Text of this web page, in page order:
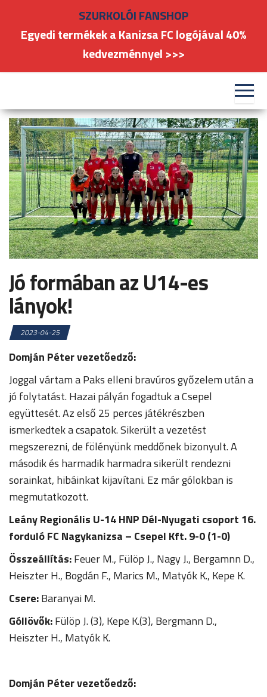
FC
#kanizsafoci
Jó formában az U14-es
lányok!
2023-04-25
Domján Péter vezetőedző:
Joggal vártam a Paks elleni bravúros győzelem után a
jó folytatást. Hazai pályán fogadtuk a Csepel
együttesét. Az első 25 perces játékrészben
ismerkedtek a csapatok. Sikerült a vezetést
megszerezni, de fölényünk meddőnek bizonyult. A
második és harmadik harmadra sikerült rendezni
sorainkat, hibáinkat kijavítani. Ez már gólokban is
megmutatkozott.
Leány Regionális U-14 HNP Dél-Nyugati csoport 16.
forduló FC Nagykanizsa – Csepel Kft. 9-0 (1-0)
Összeállítás:Feuer M., Fülöp J., Nagy J., Bergamnn D.,
Heiszter H., Bogdán F., Marics M., Matyók K., Kepe K.
Csere:Baranyai M.
Góllövők:Fülöp J. (3), Kepe K.(3), Bergmann D.,
Heiszter H., Matyók K.
Domján Péter vezetőedző:
SZURKOLÓI FANSHOP
Egyedi termékek a Kanizsa FC logójával 40%
kedvezménnyel >>>